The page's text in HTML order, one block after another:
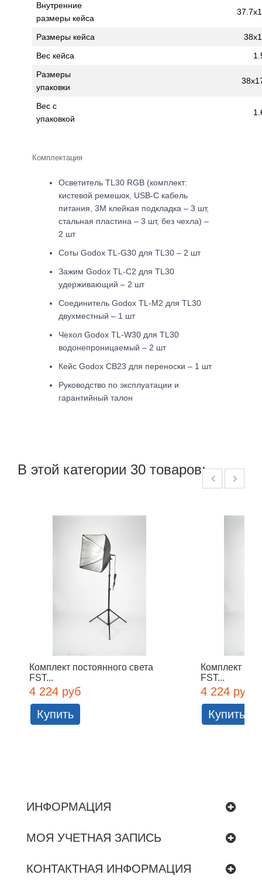
Внутренние
размеры кейса
Размеры кейса
Вес кейса
Размеры
упаковки
Вес с
упаковкой
Комплектация
Осветитель TL30 RGB (комплект:
кистевой ремешок, USB-C кабель
питания, 3М клейкая подкладка – 3 шт,
стальная пластина – 3 шт, без чехла) –
2 шт
Соты Godox TL-G30 для TL30 – 2 шт
Зажим Godox TL-C2 для TL30
удерживающий – 2 шт
Соединитель Godox TL-M2 для TL30
двухместный – 1 шт
Чехол Godox TL-W30 для TL30
водонепроницаемый – 2 шт
Кейс Godox CB23 для переноски – 1 шт
Руководство по эксплуатации и
гарантийный талон
В этой категории 30 товаров:
Комплект постоянного света
FST...
4 224 руб
Купить
Комплект
FST...
4 224 руб
Купить
ИНФОРМАЦИЯ
МОЯ УЧЕТНАЯ ЗАПИСЬ
КОНТАКТНАЯ ИНФОРМАЦИЯ